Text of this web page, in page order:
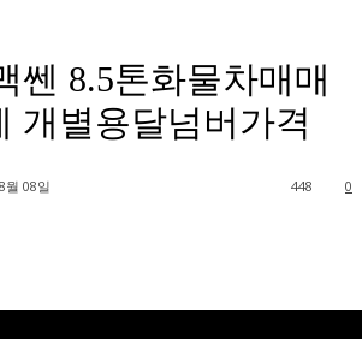
쎈 8.5톤화물차매매
개별용달넘버가격
월 08일 0
448